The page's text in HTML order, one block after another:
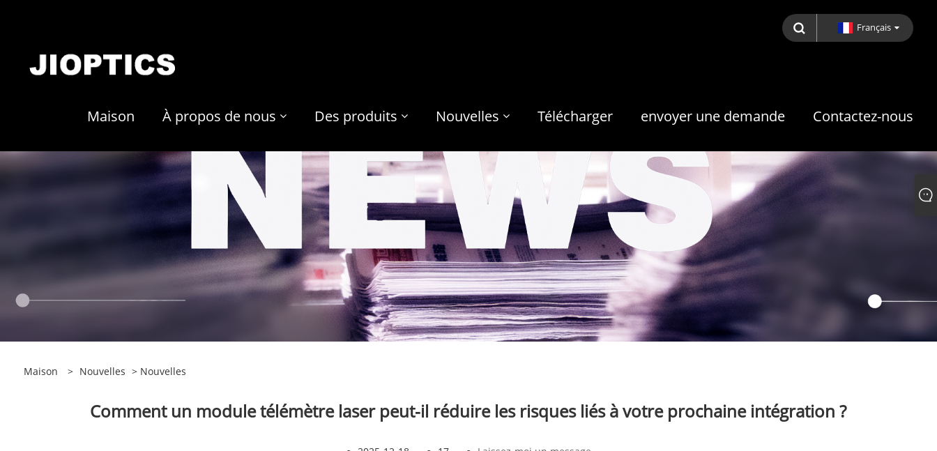
Français
Maison À propos de nous Des produits Nouvelles Télécharger envoyer une demande Contactez-nous
Maison > Nouvelles > Nouvelles
Comment un module télémètre laser peut-il réduire les risques liés à votre prochaine intégration ?